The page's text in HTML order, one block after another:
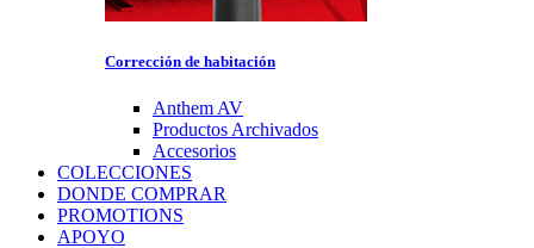
Corrección de habitación
Anthem AV
Productos Archivados
Accesorios
COLECCIONES
DONDE COMPRAR
PROMOTIONS
APOYO